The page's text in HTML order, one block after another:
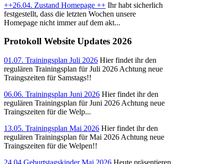
++26.04. Zustand Homepage ++ Ihr habt sicherlich
festgestellt, dass die letzten Wochen unsere
Homepage nicht immer auf dem akt...
Protokoll Website Updates 2026
01.07. Trainingsplan Juli 2026 Hier findet ihr den
regulären Trainingsplan für Juli 2026 Achtung neue
Traingszeiten für Samstags!!
06.06. Trainingsplan Juni 2026 Hier findet ihr den
regulären Trainingsplan für Juni 2026 Achtung neue
Traingszeiten für die Welp...
13.05. Trainingsplan Mai 2026 Hier findet ihr den
regulären Trainingsplan für Mai 2026 Achtung neue
Traingszeiten für die Welpen!!
24.04.Geburtstagskinder Mai 2026 Heute präsentieren